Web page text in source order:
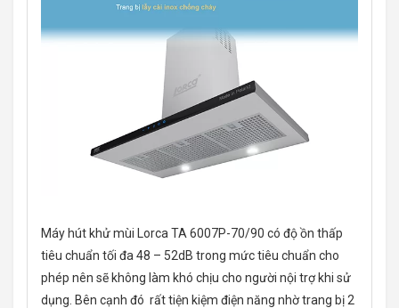
Máy hút khử mùi Lorca TA 6007P-70/90 có độ ồn thấp
tiêu chuẩn tối đa 48 – 52dB trong mức tiêu chuẩn cho
phép nên sẽ không làm khó chịu cho người nội trợ khi sử
dụng. Bên cạnh đó rất tiện kiệm điện năng nhờ trang bị 2